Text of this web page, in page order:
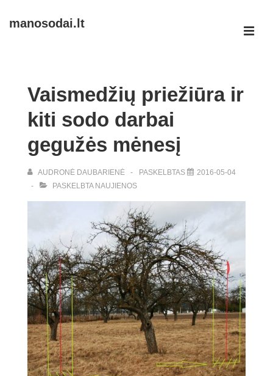
Skipmanosodai.lt
Vaismedžių priežiūra ir
kiti sodo darbai
gegužės mėnesį
AUDRONĖ DAUBARIENĖ PASKELBTAS
2016-05-04
PASKELBTA NAUJIENOS